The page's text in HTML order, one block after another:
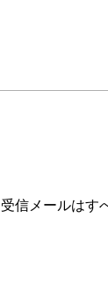
信メールはす